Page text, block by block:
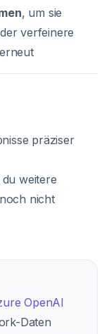
, um sie
verfeinere
präziser
weitere
nicht
OpenAI
Daten